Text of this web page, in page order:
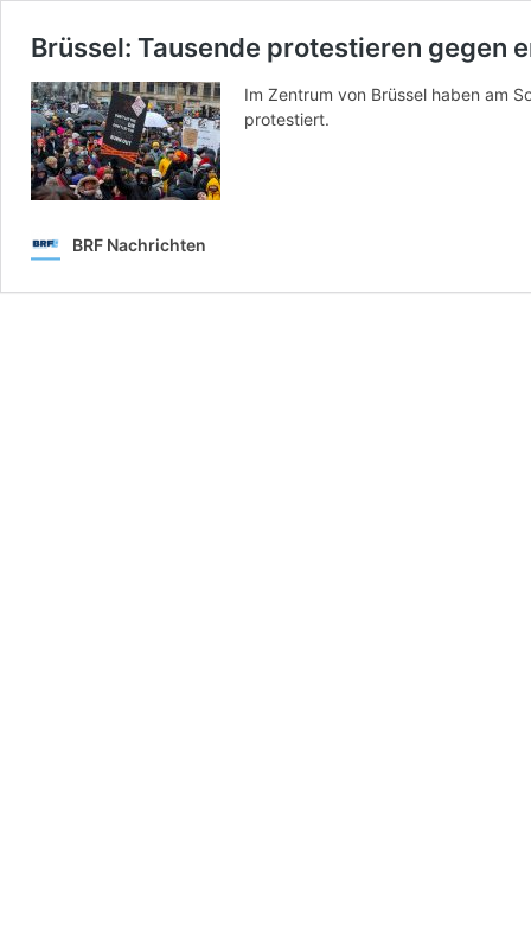
Brüssel: Tausende protestieren gegen
Im Zentrum von Brüssel haben am
protestiert.
BRF Nachrichten